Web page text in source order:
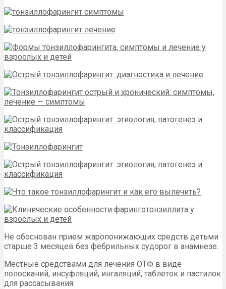
Не обоснован прием жаропонижающих средств детьми
старше 3 месяцев без фебрильных судорог в анамнезе.
Местные средствами для лечения ОТФ в виде
полосканий, инсуфляций, ингаляций, таблеток и пастилок
для рассасывания.